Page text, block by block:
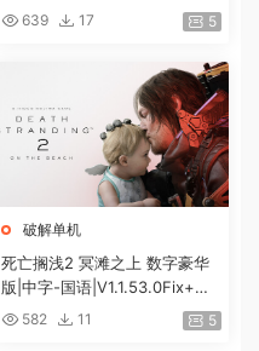
+全DLC|解压即撸|
639 17 5
破解单机
死亡搁浅2 冥滩之上 数字豪华
版|中字-国语|V1.1.53.0Fix+全D
LC+预购奖励+修改器|解压即
582 11 5